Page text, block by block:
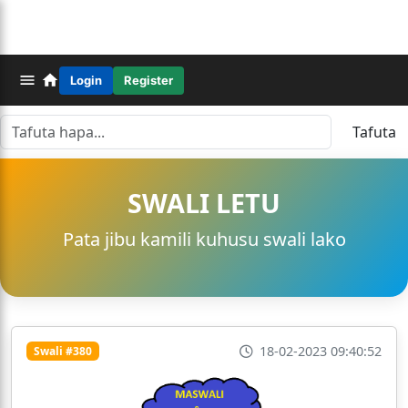
Login Register
Tafuta
SWALI LETU
Pata jibu kamili kuhusu swali lako
Swali #380 18-02-2023 09:40:52